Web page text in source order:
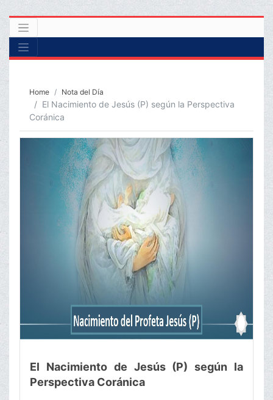
Home Nota del Día
El Nacimiento de Jesús (P) según la Perspectiva
Coránica
El Nacimiento de Jesús (P) según la
Perspectiva Coránica